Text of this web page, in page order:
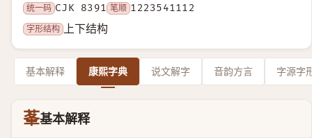
统一码 CJK 8391 笔顺 1223541112
字形结构
上下结构
基本解释 康熙字典 说文解字 音韵方言 字源字
莑基本解释